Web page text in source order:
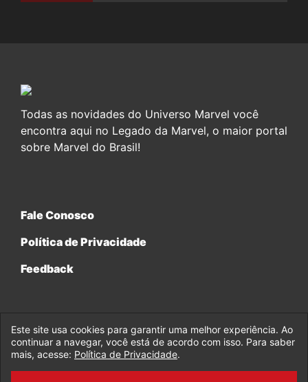
Todas as novidades do Universo Marvel você
encontra aqui no Legado da Marvel, o maior portal
sobre Marvel do Brasil!
Fale Conosco
Política de Privacidade
Feedback
© 2017-2026 Legado da Marvel, uma empresa da Legado
Enterprises.
Este site usa cookies para garantir uma melhor experiência. Ao
continuar a navegar, você está de acordo com isso. Para saber
mais, acesse: Política de Privacidade.